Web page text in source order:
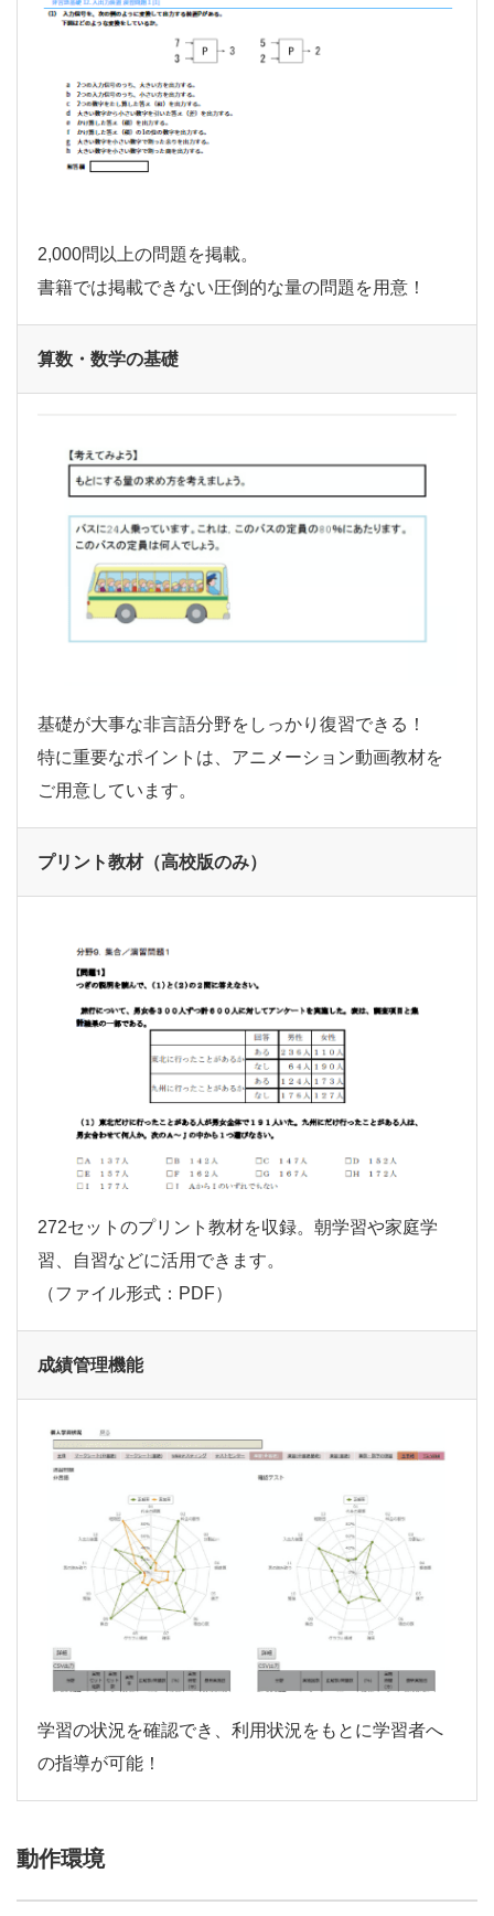
2,000問以上の問題を掲載。
書籍では掲載できない圧倒的な量の問題を用意！
算数・数学の基礎
基礎が大事な非言語分野をしっかり復習できる！
特に重要なポイントは、アニメーション動画教材を
ご用意しています。
プリント教材（高校版のみ）
272セットのプリント教材を収録。朝学習や家庭学
習、自習などに活用できます。
（ファイル形式：PDF）
成績管理機能
学習の状況を確認でき、利用状況をもとに学習者へ
の指導が可能！
動作環境